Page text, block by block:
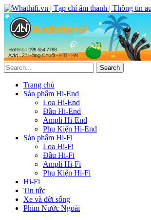
Trang chủ
Sản phẩm Hi-End
Loa Hi-End
Đầu Hi-End
Ampli Hi-End
Phụ Kiện Hi-End
Sản phẩm Hi-Fi
Loa Hi-Fi
Đầu Hi-Fi
Ampli Hi-Fi
Phụ Kiện Hi-Fi
Hi-Fi
Tin tức
Xe và đời sống
Phim Nước Ngoài